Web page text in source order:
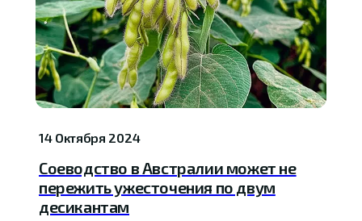
14 Октября 2024
Соеводство в Австралии может не
пережить ужесточения по двум
десикантам